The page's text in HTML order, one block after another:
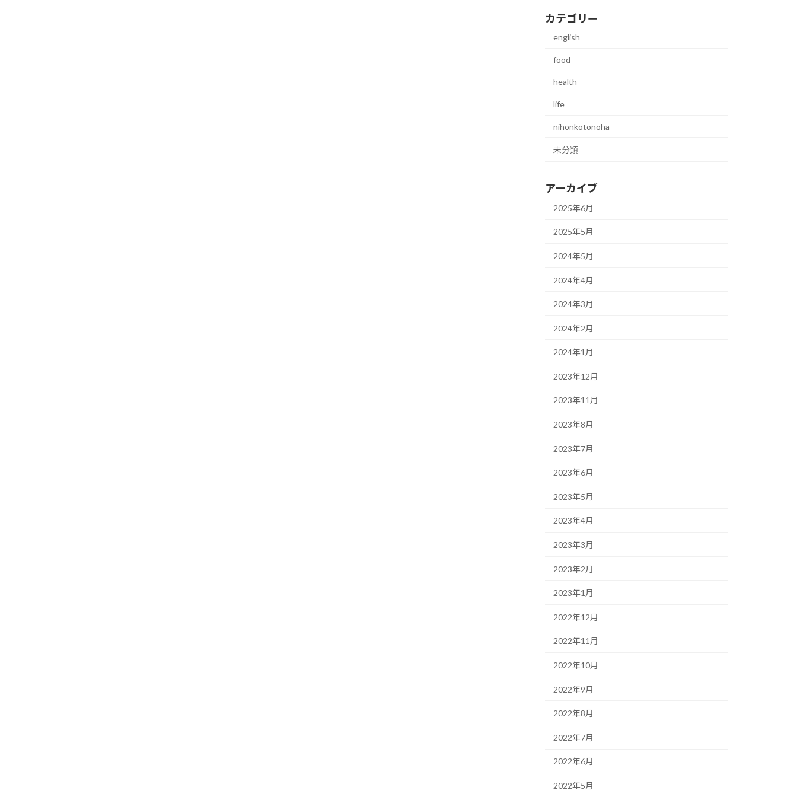
カテゴリー
english
food
health
life
nihonkotonoha
未分類
アーカイブ
2025年6月
2025年5月
2024年5月
2024年4月
2024年3月
2024年2月
2024年1月
2023年12月
2023年11月
2023年8月
2023年7月
2023年6月
2023年5月
2023年4月
2023年3月
2023年2月
2023年1月
2022年12月
2022年11月
2022年10月
2022年9月
2022年8月
2022年7月
2022年6月
2022年5月